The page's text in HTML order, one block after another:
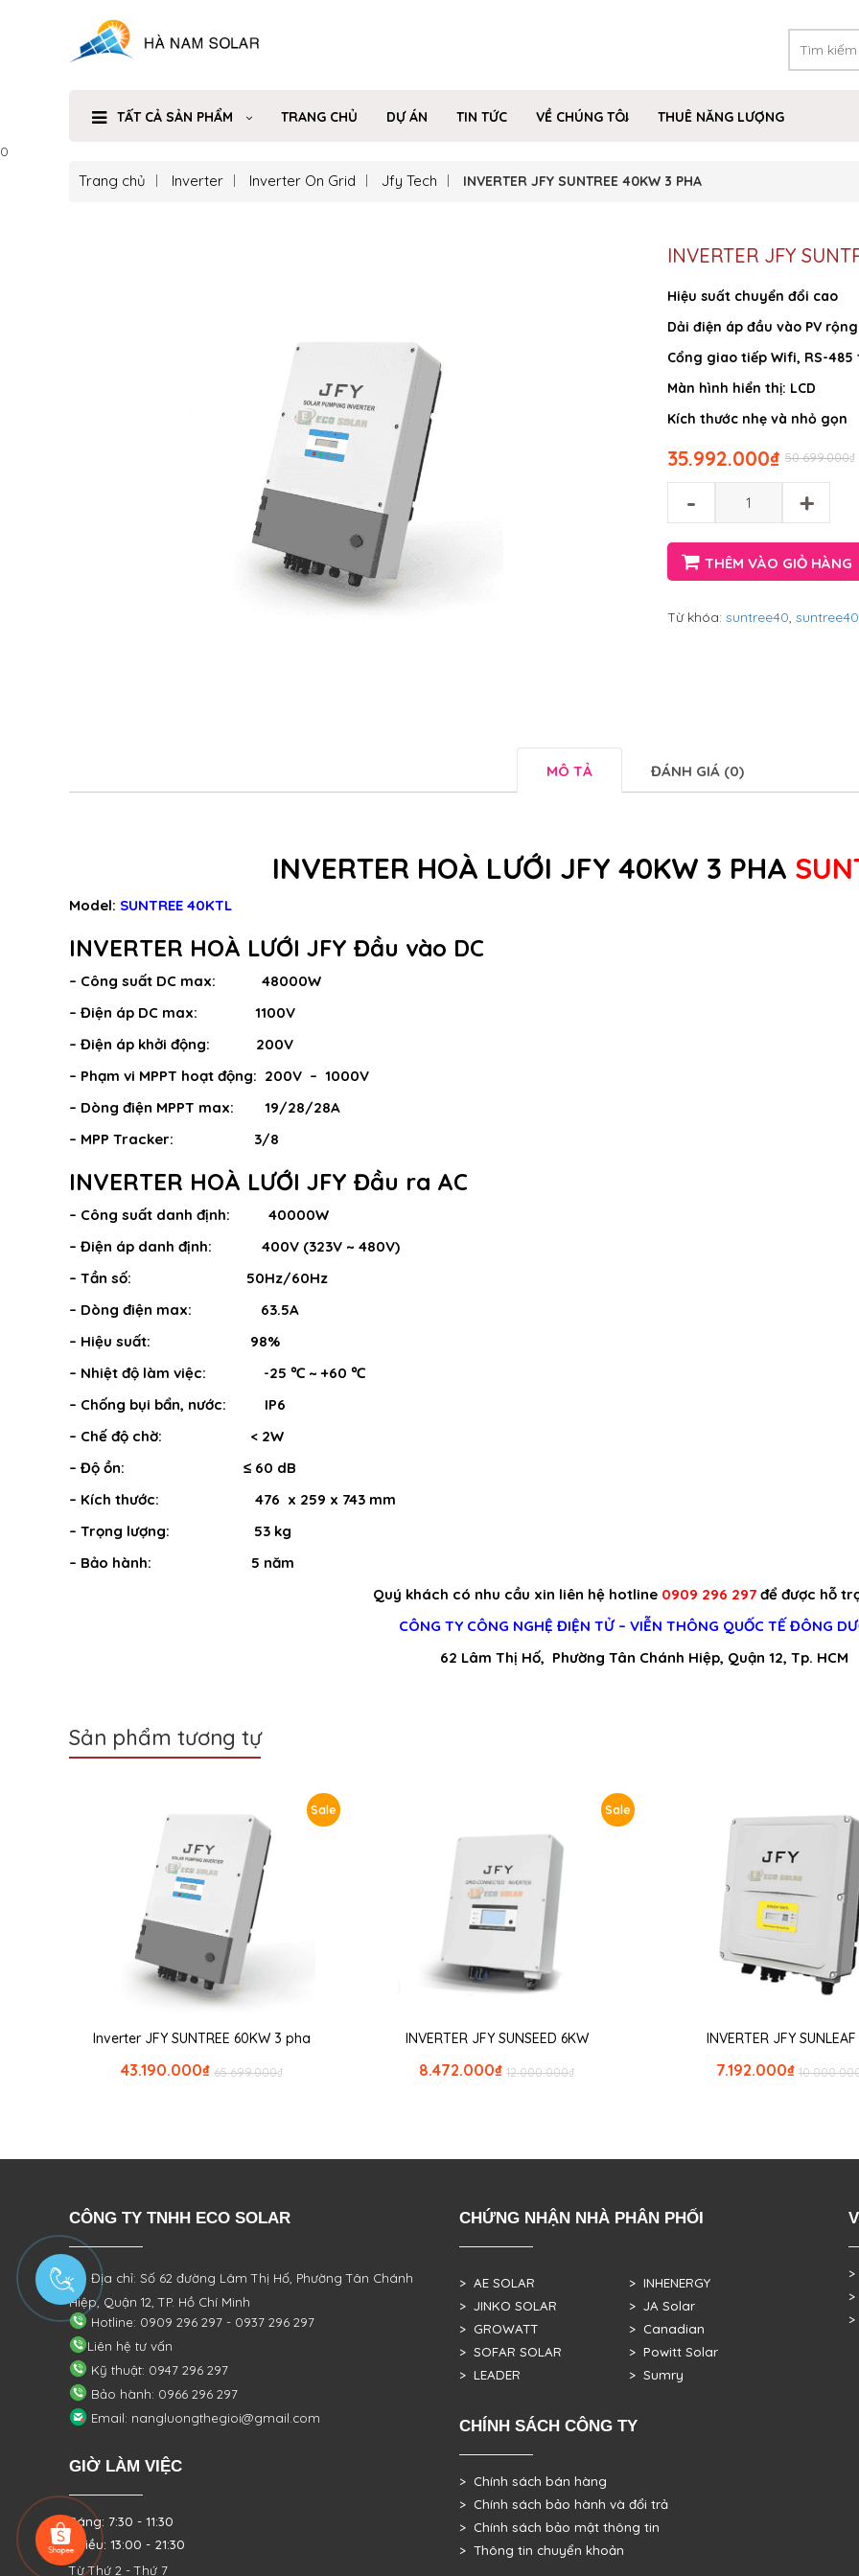
TẤT CẢ SẢN PHẨM TRANG CHỦ DỰ ÁN TIN TỨC VỀ CHÚNG TÔI THUÊ NĂNG LƯỢNG
0
Trang chủ Inverter Inverter On Grid Jfy Tech INVERTER JFY SUNTREE 40KW 3 PHA
INVERTER JFY
Hiệu suất chuyển đổi cao
Dải điện áp đầu vào PV rộng
Cổng giao tiếp Wifi, RS-485
Màn hình hiển thị: LCD
Kích thước nhẹ và nhỏ gọn
₫
50.699.000
₫
35.992.000
- +
THÊM VÀO GIỎ HÀNG
Từ khóa: suntree40,
MÔ TẢ ĐÁNH GIÁ (0)
INVERTER HOÀ LƯỚI JFY 40KW 3 PHA
Model: SUNTREE 40KTL
INVERTER HOÀ LƯỚI JFY Đầu vào DC
– Công suất DC max: 48000W
– Điện áp DC max: 1100V
– Điện áp khởi động: 200V
– Phạm vi MPPT hoạt động: 200V – 1000V
– Dòng điện MPPT max: 19/28/28A
– MPP Tracker: 3/8
INVERTER HOÀ LƯỚI JFY Đầu ra AC
– Công suất danh định: 40000W
– Điện áp danh định: 400V (323V ~ 480V)
– Tần số: 50Hz/60Hz
– Dòng điện max: 63.5A
– Hiệu suất: 98%
– Nhiệt độ làm việc: -25 ℃ ~ +60 ℃
– Chống bụi bẩn, nước: IP6
– Chế độ chờ: < 2W
– Độ ồn: ≤ 60 dB
– Kích thước: 476 x 259 x 743 mm
– Trọng lượng: 53 kg
– Bảo hành: 5 năm
Quý khách có nhu cầu xin liên hệ hotline 0909 296 297 để được hỗ
CÔNG TY CÔNG NGHỆ ĐIỆN TỬ – VIỄN THÔNG QUỐC TẾ ĐÔNG
62 Lâm Thị Hố, Phường Tân Chánh Hiệp, Quận 12, Tp. HCM
Sản phẩm tương tự
Sale
Inverter JFY SUNTREE 60KW 3 pha
₫
65.699.000
₫
43.190.000
Sale
INVERTER JFY SUNSEED 6KW
₫
12.000.000
₫
8.472.000
INVERTER JFY
₫
7.192.000
CÔNG TY TNHH ECO SOLAR
Địa chỉ: Số 62 đường Lâm Thị Hố, PhườngTân Chánh
Hiệp, Quận 12, TP. Hồ Chí Minh
Hotline: 0909 296 297 - 0937 296 297
Liên hệ tư vấn
Kỹ thuật: 0947 296 297
Bảo hành: 0966 296 297
Email: nangluongthegioi@gmail.com
GIỜ LÀM VIỆC
Sáng: 7:30 - 11:30
Chiều: 13:00 - 21:30
Từ Thứ 2 - Thứ 7
CHỨNG NHẬN NHÀ PHÂN PHỐI
> AE SOLAR
> JINKO SOLAR
> GROWATT
> SOFAR SOLAR
> LEADER
> INHENERGY
> JA Solar
> Canadian
> Powitt Solar
> Sumry
CHÍNH SÁCH CÔNG TY
> Chính sách bán hàng
> Chính sách bảo hành và đổi trả
> Chính sách bảo mật thông tin
> Thông tin chuyển khoản
>